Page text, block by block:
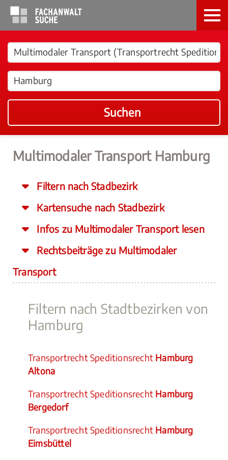
Suchen
Multimodaler Transport Hamburg
Filtern nach Stadbezirk
Kartensuche nach Stadbezirk
Infos zu Multimodaler Transport lesen
Rechtsbeiträge zu Multimodaler
Transport
Filtern nach Stadtbezirken von
Hamburg
Transportrecht Speditionsrecht Hamburg
Altona
Transportrecht Speditionsrecht Hamburg
Bergedorf
Transportrecht Speditionsrecht Hamburg
Eimsbüttel